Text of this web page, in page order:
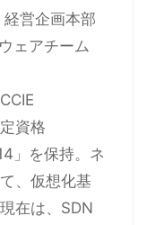
営企画本部
ェアチーム
資格
」を保持。ネ
、仮想化基
在は、SDN